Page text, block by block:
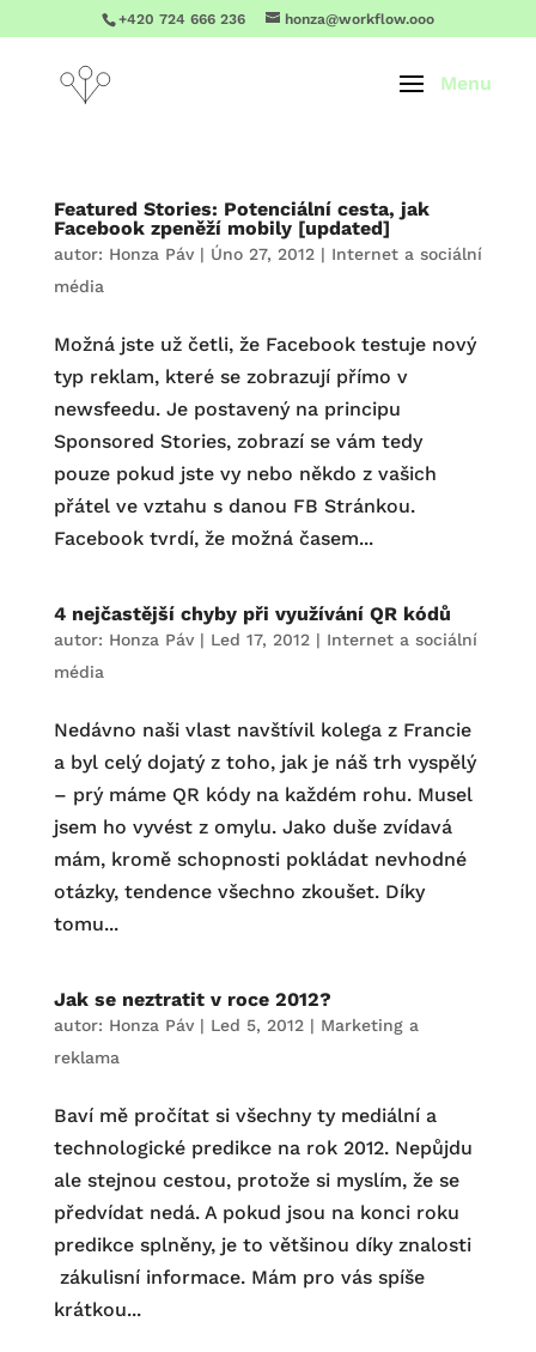
+420 724 666 236 honza@workflow.ooo
Featured Stories: Potenciální cesta, jak
Facebook zpeněží mobily [updated]
autor: Honza Páv| Úno 27, 2012| Internet a sociální
média
Možná jste už četli, že Facebook testuje nový
typ reklam, které se zobrazují přímo v
newsfeedu. Je postavený na principu
Sponsored Stories, zobrazí se vám tedy
pouze pokud jste vy nebo někdo z vašich
přátel ve vztahu s danou FB Stránkou.
Facebook tvrdí, že možná časem...
4 nejčastější chyby při využívání QR kódů
autor: Honza Páv| Led 17, 2012| Internet a sociální
média
Nedávno naši vlast navštívil kolega z Francie
a byl celý dojatý z toho, jak je náš trh vyspělý
– prý máme QR kódy na každém rohu. Musel
jsem ho vyvést z omylu. Jako duše zvídavá
mám, kromě schopnosti pokládat nevhodné
otázky, tendence všechno zkoušet. Díky
tomu...
Jak se neztratit v roce 2012?
autor: Honza Páv| Led 5, 2012| Marketing a
reklama
Baví mě pročítat si všechny ty mediální a
technologické predikce na rok 2012. Nepůjdu
ale stejnou cestou, protože si myslím, že se
předvídat nedá. A pokud jsou na konci roku
predikce splněny, je to většinou díky znalosti
zákulisní informace. Mám pro vás spíše
krátkou...